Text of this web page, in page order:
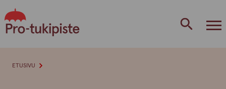
to
content
ETUSIVU